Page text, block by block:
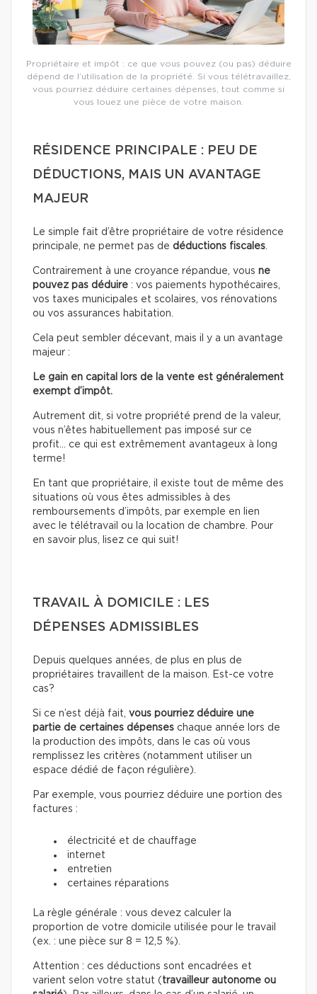
Propriétaire et impôt : ce que vous pouvez (ou pas) déduire
dépend de l’utilisation de la propriété. Si vous télétravaillez,
vous pourriez déduire certaines dépenses, tout comme si
vous louez une pièce de votre maison.
RÉSIDENCE PRINCIPALE : PEU DE
DÉDUCTIONS, MAIS UN AVANTAGE
MAJEUR
Le simple fait d’être propriétaire de votre résidence
principale, ne permet pas de déductions fiscales.
Contrairement à une croyance répandue, vous ne
pouvez pas déduire : vos paiements hypothécaires,
vos taxes municipales et scolaires, vos rénovations
ou vos assurances habitation.
Cela peut sembler décevant, mais il y a un avantage
majeur :
Le gain en capital lors de la vente est généralement
exempt d’impôt.
Autrement dit, si votre propriété prend de la valeur,
vous n’êtes habituellement pas imposé sur ce
profit… ce qui est extrêmement avantageux à long
terme!
En tant que propriétaire, il existe tout de même des
situations où vous êtes admissibles à des
remboursements d’impôts, par exemple en lien
avec le télétravail ou la location de chambre. Pour
en savoir plus, lisez ce qui suit!
TRAVAIL À DOMICILE : LES
DÉPENSES ADMISSIBLES
Depuis quelques années, de plus en plus de
propriétaires travaillent de la maison. Est-ce votre
cas?
Si ce n’est déjà fait, vous pourriez déduire une
partie de certaines dépenses chaque année lors de
la production des impôts, dans le cas où vous
remplissez les critères (notamment utiliser un
espace dédié de façon régulière).
Par exemple, vous pourriez déduire une portion des
factures :
électricité et de chauffage
internet
entretien
certaines réparations
La règle générale : vous devez calculer la
proportion de votre domicile utilisée pour le travail
(ex. : une pièce sur 8 = 12,5 %).
Attention : ces déductions sont encadrées et
varient selon votre statut ( travailleur autonome ou